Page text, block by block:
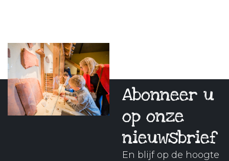
Abonneer u
op onze
nieuwsbrief
En blijf op de hoogte